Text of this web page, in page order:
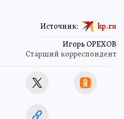
Игорь ОРЕХОВ
Старший корреспондент
Источник: kp.ru